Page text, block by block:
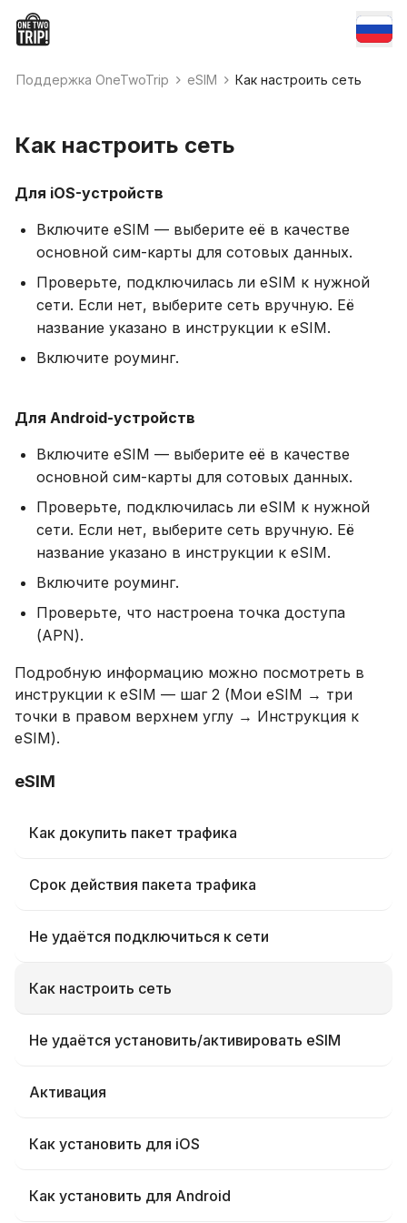
Поддержка OneTwoTrip eSIM Как настроить сеть
Как настроить сеть
Для iOS-устройств
Включите eSIM — выберите её в качестве
основной сим-карты для сотовых данных.
Проверьте, подключилась ли eSIM к нужной
сети. Если нет, выберите сеть вручную. Её
название указано в инструкции к eSIM.
Включите роуминг.
Для Android-устройств
Включите eSIM — выберите её в качестве
основной сим-карты для сотовых данных.
Проверьте, подключилась ли eSIM к нужной
сети. Если нет, выберите сеть вручную. Её
название указано в инструкции к eSIM.
Включите роуминг.
Проверьте, что настроена точка доступа
(APN).
Подробную информацию можно посмотреть в
инструкции к eSIM — шаг 2 (Мои eSIM → три
точки в правом верхнем углу → Инструкция к
eSIM).
eSIM
Как докупить пакет трафика
Срок действия пакета трафика
Не удаётся подключиться к сети
Как настроить сеть
Не удаётся установить/активировать eSIM
Активация
Как установить для iOS
Как установить для Android